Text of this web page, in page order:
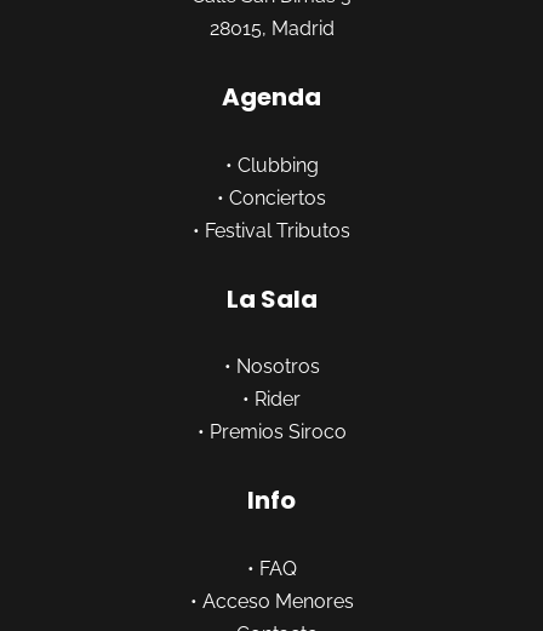
28015, Madrid
Agenda
• Clubbing
• Conciertos
• Festival Tributos
La Sala
• Nosotros
• Rider
• Premios Siroco
Info
• FAQ
• Acceso Menores